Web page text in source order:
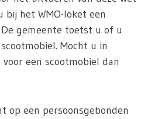
bij het WMO-loket een
gemeente toetst u of u
Mocht u in
een scootmobiel dan
op een persoonsgebonden